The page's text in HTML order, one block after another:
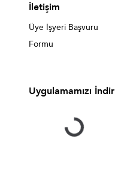
İletişim
Üye İşyeri Başvuru
Formu
Uygulamamızı İndir